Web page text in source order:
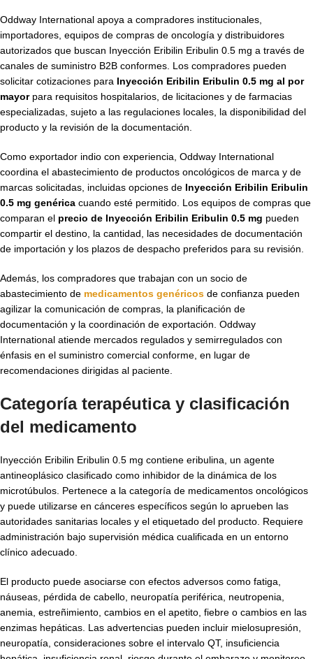
Oddway International apoya a compradores institucionales,
importadores, equipos de compras de oncología y distribuidores
autorizados que buscan Inyección Eribilin Eribulin 0.5 mg a través de
canales de suministro B2B conformes. Los compradores pueden
solicitar cotizaciones para Inyección Eribilin Eribulin 0.5 mg al por
mayorpara requisitos hospitalarios, de licitaciones y de farmacias
especializadas, sujeto a las regulaciones locales, la disponibilidad del
producto y la revisión de la documentación.
Como exportador indio con experiencia, Oddway International
coordina el abastecimiento de productos oncológicos de marca y de
marcas solicitadas, incluidas opciones de Inyección Eribilin Eribulin
0.5 mg genérica cuando esté permitido. Los equipos de compras que
comparan el precio de Inyección Eribilin Eribulin 0.5 mg pueden
compartir el destino, la cantidad, las necesidades de documentación
de importación y los plazos de despacho preferidos para su revisión.
Además, los compradores que trabajan con un socio de
abastecimiento de medicamentos genéricos de confianza pueden
agilizar la comunicación de compras, la planificación de
documentación y la coordinación de exportación. Oddway
International atiende mercados regulados y semirregulados con
énfasis en el suministro comercial conforme, en lugar de
recomendaciones dirigidas al paciente.
Categoría terapéutica y clasificación
del medicamento
Inyección Eribilin Eribulin 0.5 mg contiene eribulina, un agente
antineoplásico clasificado como inhibidor de la dinámica de los
microtúbulos. Pertenece a la categoría de medicamentos oncológicos
y puede utilizarse en cánceres específicos según lo aprueben las
autoridades sanitarias locales y el etiquetado del producto. Requiere
administración bajo supervisión médica cualificada en un entorno
clínico adecuado.
El producto puede asociarse con efectos adversos como fatiga,
náuseas, pérdida de cabello, neuropatía periférica, neutropenia,
anemia, estreñimiento, cambios en el apetito, fiebre o cambios en las
enzimas hepáticas. Las advertencias pueden incluir mielosupresión,
neuropatía, consideraciones sobre el intervalo QT, insuficiencia